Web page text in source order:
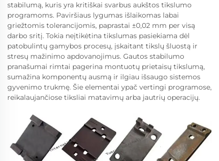
stabilumą, kuris yra kritiškai svarbus aukštos tikslumo
programoms. Paviršiaus lygumas išlaikomas labai
griežtomis tolerancijomis, paprastai ±0,02 mm per visą
darbo sritį. Tokia neįtikėtina tikslumas pasiekiama dėl
patobulintų gamybos procesų, įskaitant tikslų šluostą ir
stresų mažinimo apdovanojimus. Gautos stabilumo
pranašumai rimtai pagerina montuotų prietaisų tikslumą,
sumažina komponentų ausmą ir ilgiau išsaugo sistemos
gyvenimo trukmę. Šie elementai ypač vertingi programose,
reikalaujančiose tiksliai matavimų arba jautrių operacijų.